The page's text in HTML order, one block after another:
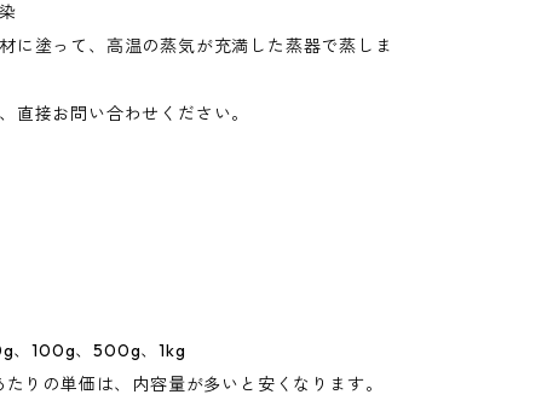
に塗って、高温の蒸気が充満した蒸器で蒸しま
直接お問い合わせください。
、100g、500g、1kg
りの単価は、内容量が多いと安くなります。